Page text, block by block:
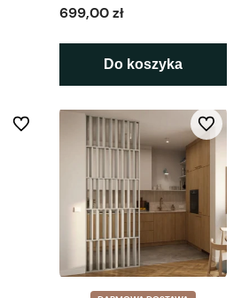
699,00 zł
Do koszyka
Do ulubionych Do